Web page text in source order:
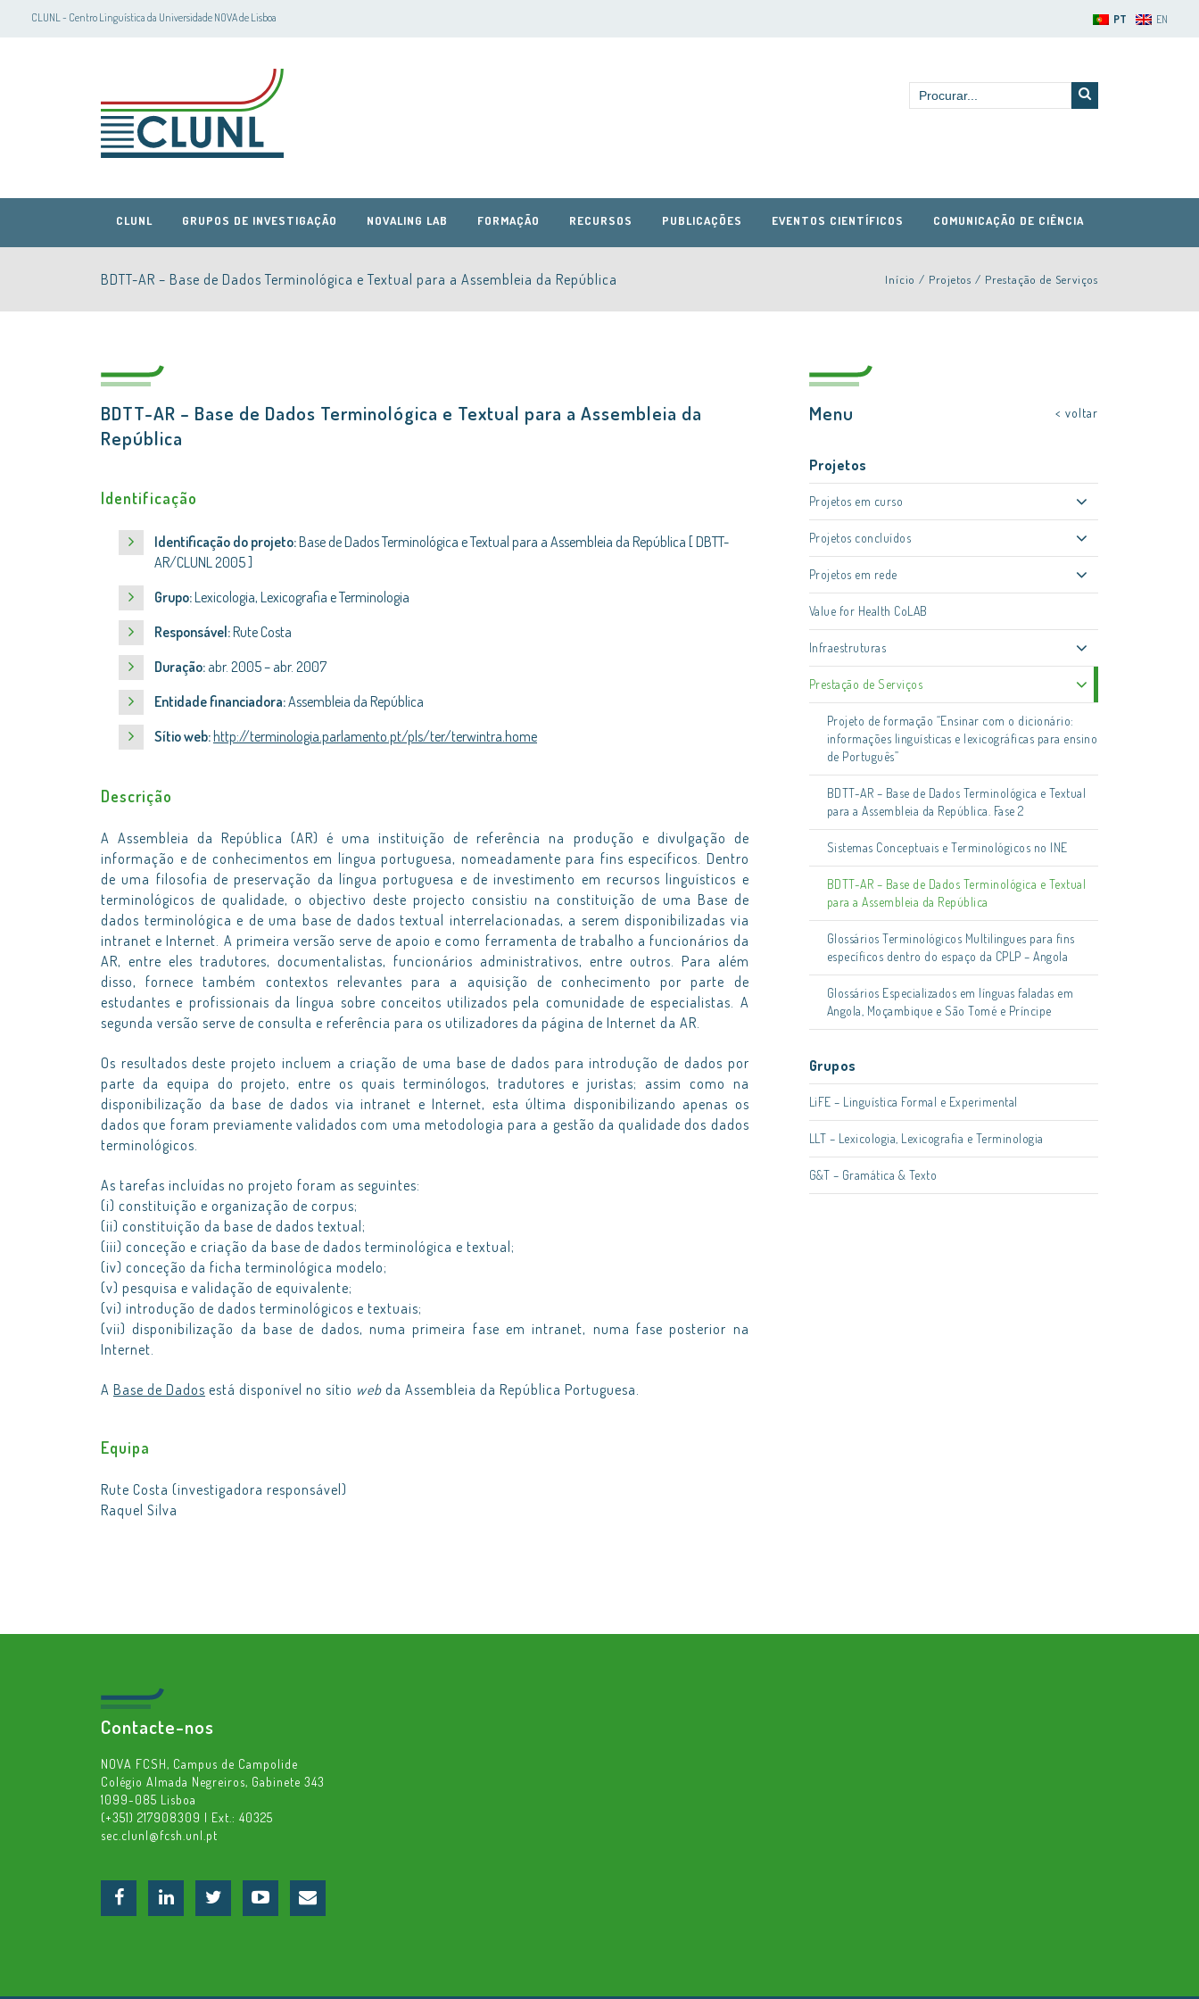
CLUNL - Centro Linguística da Universidade NOVA de Lisboa PT EN
CLUNL
CLUNL GRUPOS DE INVESTIGAÇÃO NOVALING LAB FORMAÇÃO RECURSOS PUBLICAÇÕES EVENTOS CIENTÍFICOS COMUNICAÇÃO DE CIÊNCIA
BDTT-AR – Base de Dados Terminológica e Textual para a Assembleia da República Início / Projetos / Prestação de Serviços
BDTT-AR – Base de Dados Terminológica e Textual para a Assembleia da
República
Identificação
Identificação do projeto:Base de Dados Terminológica e Textual para a Assembleia da República [ DBTT-
AR/CLUNL 2005 ]
Grupo:Lexicologia, Lexicografia e Terminologia
Responsável:Rute Costa
Duração: abr. 2005 – abr. 2007
Entidade financiadora:Assembleia da República
Sítio web: http://terminologia.parlamento.pt/pls/ter/terwintra.home
Descrição
A Assembleia da República (AR) é uma instituição de referência na produção e divulgação de
informação e de conhecimentos em língua portuguesa, nomeadamente para fins específicos. Dentro
de uma filosofia de preservação da língua portuguesa e de investimento em recursos linguísticos e
terminológicos de qualidade, o objectivo deste projecto consistiu na constituição de uma Base de
dados terminológica e de uma base de dados textual interrelacionadas, a serem disponibilizadas via
intranet e Internet. A primeira versão serve de apoio e como ferramenta de trabalho a funcionários da
AR, entre eles tradutores, documentalistas, funcionários administrativos, entre outros. Para além
disso, fornece também contextos relevantes para a aquisição de conhecimento por parte de
estudantes e profissionais da língua sobre conceitos utilizados pela comunidade de especialistas. A
segunda versão serve de consulta e referência para os utilizadores da página de Internet da AR.
Os resultados deste projeto incluem a criação de uma base de dados para introdução de dados por
parte da equipa do projeto, entre os quais terminólogos, tradutores e juristas; assim como na
disponibilização da base de dados via intranet e Internet, esta última disponibilizando apenas os
dados que foram previamente validados com uma metodologia para a gestão da qualidade dos dados
terminológicos.
As tarefas incluídas no projeto foram as seguintes:
(i) constituição e organização de corpus;
(ii) constituição da base de dados textual;
(iii) conceção e criação da base de dados terminológica e textual;
(iv) conceção da ficha terminológica modelo;
(v) pesquisa e validação de equivalente;
(vi) introdução de dados terminológicos e textuais;
(vii) disponibilização da base de dados, numa primeira fase em intranet, numa fase posterior na
Internet.
A Base de Dados está disponível no sítio web da Assembleia da República Portuguesa.
Equipa
Rute Costa (investigadora responsável)
Raquel Silva
Menu < voltar
Projetos
Projetos em curso
Projetos concluídos
Projetos em rede
Value for Health CoLAB
Infraestruturas
Prestação de Serviços
Projeto de formação “Ensinar com o dicionário:
informações linguísticas e lexicográficas para ensino
de Português”
BDTT-AR – Base de Dados Terminológica e Textual
para a Assembleia da República. Fase 2
Sistemas Conceptuais e Terminológicos no INE
BDTT-AR – Base de Dados Terminológica e Textual
para a Assembleia da República
Glossários Terminológicos Multilingues para fins
específicos dentro do espaço da CPLP – Angola
Glossários Especializados em línguas faladas em
Angola, Moçambique e São Tomé e Príncipe
Grupos
LiFE – Linguística Formal e Experimental
LLT – Lexicologia, Lexicografia e Terminologia
G&T – Gramática & Texto
Contacte-nos
NOVA FCSH, Campus de Campolide
Colégio Almada Negreiros, Gabinete 343
1099-085 Lisboa
(+351) 217908309 | Ext.: 40325
sec.clunl@fcsh.unl.pt